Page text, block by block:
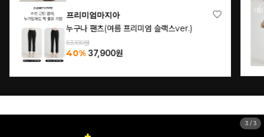
프리미엄마지아
누구나 팬츠(여름 프리미엄 슬랙스ver.)
63,100원
40% 37,900원
1/3